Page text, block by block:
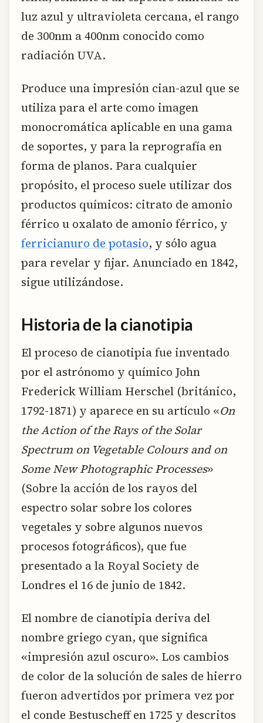
luz azul y ultravioleta cercana, el rango
de 300nm a 400nm conocido como
radiación UVA.
Produce una impresión cian-azul que se
utiliza para el arte como imagen
monocromática aplicable en una gama
de soportes, y para la reprografía en
forma de planos. Para cualquier
propósito, el proceso suele utilizar dos
productos químicos: citrato de amonio
férrico u oxalato de amonio férrico, y
ferricianuro de potasio, y sólo agua
para revelar y fijar. Anunciado en 1842,
sigue utilizándose.
Historia de la cianotipia
El proceso de cianotipia fue inventado
por el astrónomo y químico John
Frederick William Herschel (británico,
1792-1871) y aparece en su artículo «On
the Action of the Rays of the Solar
Spectrum on Vegetable Colours and on
Some New Photographic Processes»
(Sobre la acción de los rayos del
espectro solar sobre los colores
vegetales y sobre algunos nuevos
procesos fotográficos), que fue
presentado a la Royal Society de
Londres el 16 de junio de 1842.
El nombre de cianotipia deriva del
nombre griego cyan, que significa
«impresión azul oscuro». Los cambios
de color de la solución de sales de hierro
fueron advertidos por primera vez por
el conde Bestuscheff en 1725 y descritos